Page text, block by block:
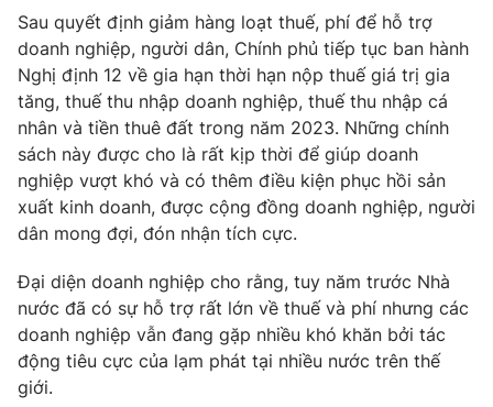
Câu chuyện quốc tế
Tài chính
Thị trường
Góc doanh nghiệp
Dữ liệu và đời sống
Truyền hình
Phim VTV
Hậu trường
Nhân vật
Khán giả
Giải sao mai
Giải trí
Điện ảnh
Âm nhạc
Sao
Đời sống
Làm đẹp
Chất lượng cuộc sống
Giáo dục
Tuyển sinh
Học trực tuyến
Công nghệ
Hitech Công nghệ tương lai
Sau quyết định giảm hàng loạt thuế, phí để hỗ trợ
doanh nghiệp, người dân, Chính phủ tiếp tục ban hành
Nghị định 12 về gia hạn thời hạn nộp thuế giá trị gia
tăng, thuế thu nhập doanh nghiệp, thuế thu nhập cá
nhân và tiền thuê đất trong năm 2023. Những chính
sách này được cho là rất kịp thời để giúp doanh
nghiệp vượt khó và có thêm điều kiện phục hồi sản
xuất kinh doanh, được cộng đồng doanh nghiệp, người
dân mong đợi, đón nhận tích cực.
Đại diện doanh nghiệp cho rằng, tuy năm trước Nhà
nước đã có sự hỗ trợ rất lớn về thuế và phí nhưng các
doanh nghiệp vẫn đang gặp nhiều khó khăn bởi tác
động tiêu cực của lạm phát tại nhiều nước trên thế
giới.